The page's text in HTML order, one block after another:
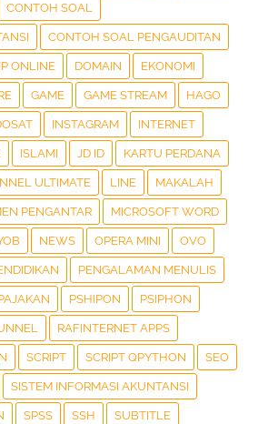
CONTOH SOAL
CONTOH SOAL PENGAUDITAN
ONLINE DOMAIN EKONOMI
GAME GAME STREAM HAGO
INSTAGRAM INTERNET
ISLAMI JD ID KARTU PERDANA
ULTIMATE LINE MAKALAH
PENGANTAR MICROSOFT WORD
NEWS OPERA MINI OVO
PENGALAMAN MENULIS
PSHIPON PSIPHON
RAFINTERNET APPS
SCRIPT SCRIPT QPYTHON SEO
SISTEM INFORMASI AKUNTANSI
SPSS SSH SUBTITLE